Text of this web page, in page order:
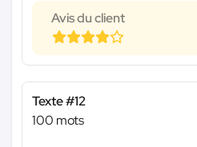
Avis du client
Texte #12
100 mots